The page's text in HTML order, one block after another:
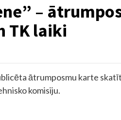
–
TK laiki
ātrumposmu karte
komisiju.